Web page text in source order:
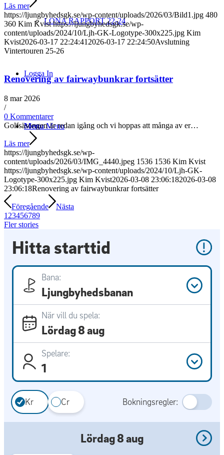
LONA RAPPORT 22-24
Logga In
Menu Menu
Läs mer
https://ljungbyhedsgk.se/wp-content/uploads/2026/03/Bild1.jpg 480
360 Kim Kvist https://ljungbyhedsgk.se/wp-
content/uploads/2024/10/Ljh-GK-Logotype-300x225.jpg Kim
Kvist2026-03-17 22:24:41 2026-03-17 22:24:50Avslutning
Vintertouren 25-26
Renovering av fairwaybunkrar fortsätter
8 mar 2026
/
0 Kommentarer
Golfsäsongen är redan igång och vi hoppas att många av er…
Läs mer
https://ljungbyhedsgk.se/wp-
content/uploads/2026/03/IMG_4440.jpeg 1536 1536 Kim Kvist
https://ljungbyhedsgk.se/wp-content/uploads/2024/10/Ljh-GK-
Logotype-300x225.jpg Kim Kvist2026-03-08 23:06:182026-03-08
23:06:18Renovering av fairwaybunkrar fortsätter
Föregående
Nästa
1 23456789
Fler stories
Hitta starttid
Bana:
Ljungbyhedsbanan
När vill du spela:
Lördag 8 aug
Spelare:
1
Kr Cr Bokningsregler:
Lördag 8 aug